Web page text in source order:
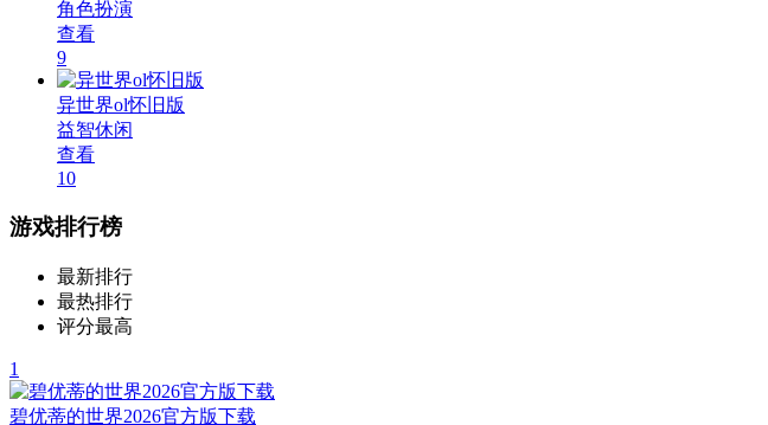
角色扮演
查看
9
异世界ol怀旧版
益智休闲
查看
10
游戏排行榜
最新排行
最热排行
评分最高
1
碧优蒂的世界2026官方版下载